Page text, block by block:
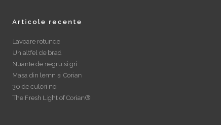
Articole recente
Lavoare rotunde
Un altfel de brad
Nuante de negru si gri
Masa din lemn si Corian
30 de culori noi
The Fresh Light of Corian®